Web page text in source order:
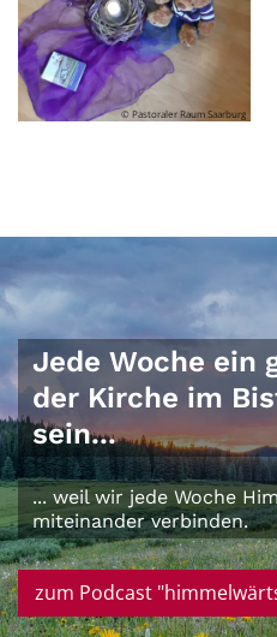
© Pastoraler Raum Saarburg
Jede Woche ein
der Kirche im
sein...
... weil wir jede Woche
miteinander verbinden.
zum Podcast